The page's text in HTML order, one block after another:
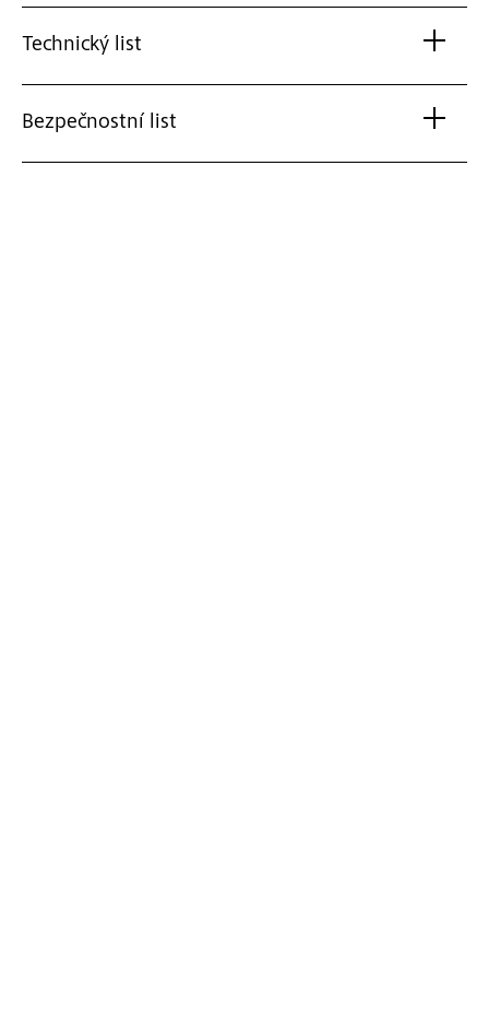
Technický list
Bezpečnostní list